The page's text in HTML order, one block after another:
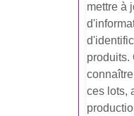
mettre à
produits.
ces lots,